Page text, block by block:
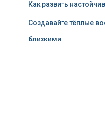
Как развить
Создавайте тёплые
близкими